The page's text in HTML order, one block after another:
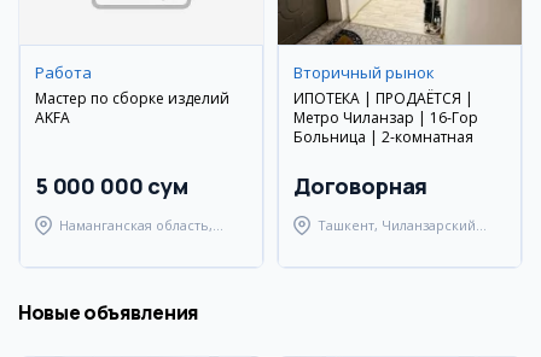
Работа
Мастер по сборке изделий
AKFA
5 000 000 сум
Наманганская область,
Вторичный рынок
ИПОТЕКА | ПРОДАЁТСЯ |
Метро Чиланзар | 16-Гор
Больница | 2-комнатная
Договорная
Ташкент, Чиланзарский
Новые объявления